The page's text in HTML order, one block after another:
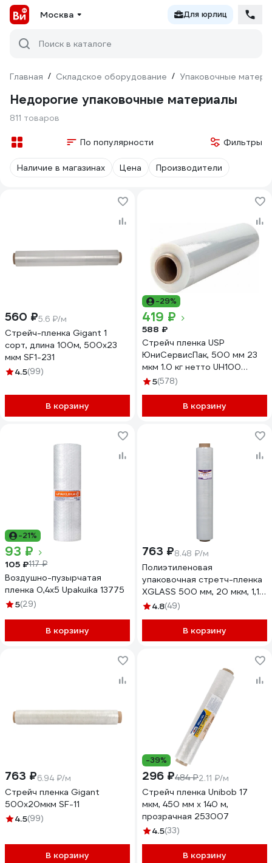
Москва Для юрлиц
Поиск в каталоге
Главная / Складское оборудование / Упаковочные
Недорогие упаковочные материалы
811 товаров
По популярности Фильтры
Наличие в магазинах Цена Производители
560 ₽5.6 ₽/м
Стрейч-пленка Gigant 1
сорт, длина 100м, 500х23
мкм SF1-231
4.5(99)
В корзину
-29%
419 ₽
588 ₽
Стрейч пленка USP
ЮниСервисПак, 500 мм 23
мкм 1.0 кг нетто UH100
50231000
5(578)
В корзину
-21%
93 ₽
105 ₽117 ₽
Воздушно-пузырчатая
пленка 0,4x5 Upakuika 13775
5(29)
В корзину
763 ₽8.48 ₽/м
Полиэтиленовая
упаковочная стретч-пленка
XGLASS 500 мм, 20 мкм, 1,1
кг 190233
4.8(49)
В корзину
763 ₽6.94 ₽/м
Стрейч пленка Gigant
500х20мкм SF-11
4.5(99)
В корзину
-39%
296 ₽484 ₽2.11 ₽/м
Стрейч пленка Unibob 17
мкм, 450 мм x 140 м,
прозрачная 253007
4.5(33)
В корзину